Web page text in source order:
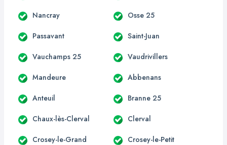
Nancray Osse 25
Passavant Saint-Juan
Vauchamps 25 Vaudrivillers
Mandeure Abbenans
Anteuil Branne 25
Chaux-lès-Clerval Clerval
Crosey-le-Grand Crosey-le-Petit